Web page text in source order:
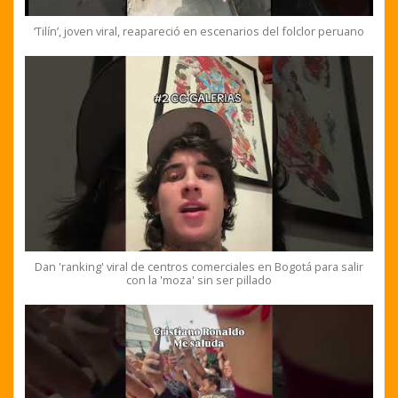
‘Tilín’, joven viral, reapareció en escenarios del folclor peruano
Dan 'ranking' viral de centros comerciales en Bogotá para salir
con la 'moza' sin ser pillado